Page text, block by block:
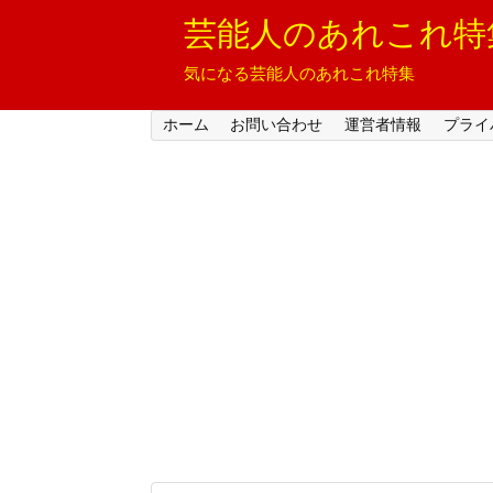
芸能人のあれこれ特
気になる芸能人のあれこれ特集
ホーム お問い合わせ 運営者情報 プラ